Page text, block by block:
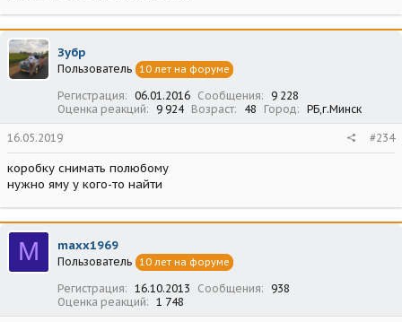
Зубр
Пользователь 10 лет на форуме
Регистрация 06.01.2016 Сообщения
9 228
Оценка реакций
9 924 Возраст 48 Город РБ,г.Минск
16.05.2019 #234
коробку снимать полюбому
нужно яму у кого-то найти
M maxx1969
Пользователь 10 лет на форуме
Регистрация 16.10.2013 Сообщения
938
Оценка реакций
1 748